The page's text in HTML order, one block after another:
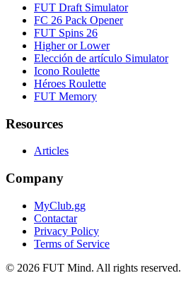
FUT Draft Simulator
FC 26 Pack Opener
FUT Spins 26
Higher or Lower
Elección de artículo Simulator
Icono Roulette
Héroes Roulette
FUT Memory
Resources
Articles
Company
MyClub.gg
Contactar
Privacy Policy
Terms of Service
© 2026 FUT Mind. All rights reserved.